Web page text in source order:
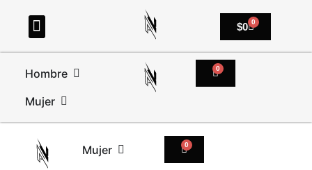
$0 0
Hombre
Mujer
0
Mujer
0